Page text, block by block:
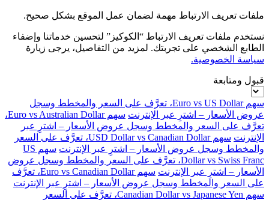
ملفات تعريف الارتباط مهمة لضمان عمل الموقع بشكل صحيح.
نستخدم ملفات تعريف الارتباط “الكوكيز” لتحسين خدماتنا وإضفاء
الطابع الشخصي على تجربتك. لمزيد من التفاصيل، يرجى زيارة
سياسة الخصوصية.
قبول ومتابعة
سهم Euro vs US Dollar، تعرَّف على السعر والمخطط وسجل
عروض الأسعار – اشترِ عبر الإنترنت
سهم Euro vs Australian Dollar،
تعرَّف على السعر والمخطط وسجل عروض الأسعار – اشترِ عبر
الإنترنت
سهم USD Dollar vs Canadian Dollar، تعرَّف على السعر
والمخطط وسجل عروض الأسعار – اشترِ عبر الإنترنت
سهم US
Dollar vs Swiss Franc، تعرَّف على السعر والمخطط وسجل عروض
الأسعار – اشترِ عبر الإنترنت
سهم Euro vs Canadian Dollar، تعرَّف
على السعر والمخطط وسجل عروض الأسعار – اشترِ عبر الإنترنت
سهم Canadian Dollar vs Japanese Yen، تعرَّف على السعر